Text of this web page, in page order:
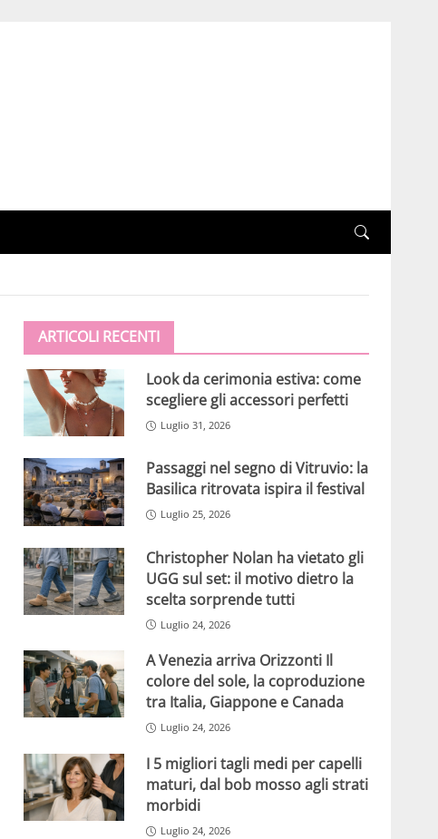
ARTICOLI RECENTI
Look da cerimonia estiva: come
scegliere gli accessori perfetti
Luglio 31, 2026
Passaggi nel segno di Vitruvio: la
Basilica ritrovata ispira il festival
Luglio 25, 2026
Christopher Nolan ha vietato gli
UGG sul set: il motivo dietro la
scelta sorprende tutti
Luglio 24, 2026
A Venezia arriva Orizzonti Il
colore del sole, la coproduzione
tra Italia, Giappone e Canada
Luglio 24, 2026
I 5 migliori tagli medi per capelli
maturi, dal bob mosso agli strati
morbidi
Luglio 24, 2026